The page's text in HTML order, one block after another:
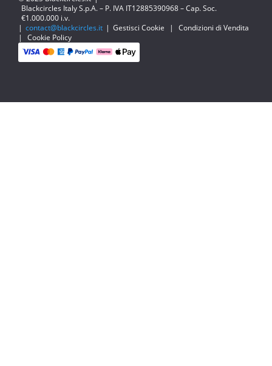
Blackcircles Italy S.p.A. – P. IVA IT12885390968 – Cap. Soc.
€1.000.000 i.v.
| contact@blackcircles.it | Gestisci Cookie |
Condizioni di Vendita
|
Cookie Policy